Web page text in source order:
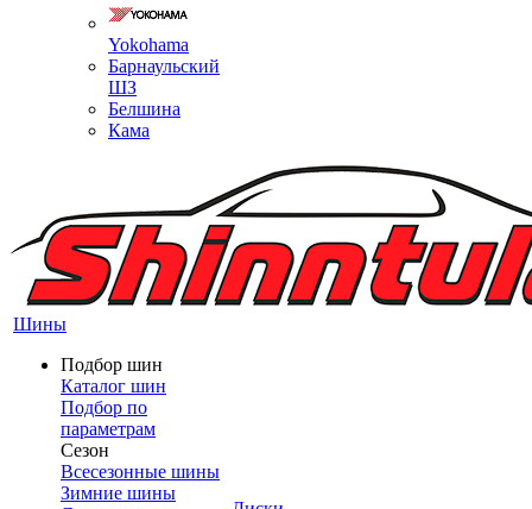
Yokohama
Барнаульский
ШЗ
Белшина
Кама
Шины
Подбор шин
Каталог шин
Подбор по
параметрам
Сезон
Всесезонные шины
Зимние шины